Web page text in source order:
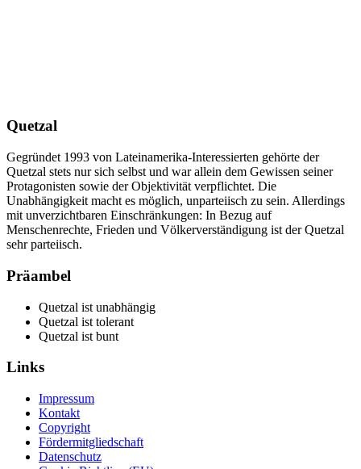
Quetzal
Gegründet 1993 von Lateinamerika-Interessierten gehörte der
Quetzal stets nur sich selbst und war allein dem Gewissen seiner
Protagonisten sowie der Objektivität verpflichtet. Die
Unabhängigkeit macht es möglich, unparteiisch zu sein. Allerdings
mit unverzichtbaren Einschränkungen: In Bezug auf
Menschenrechte, Frieden und Völkerverständigung ist der Quetzal
sehr parteiisch.
Präambel
Quetzal ist unabhängig
Quetzal ist tolerant
Quetzal ist bunt
Links
Impressum
Kontakt
Copyright
Fördermitgliedschaft
Datenschutz